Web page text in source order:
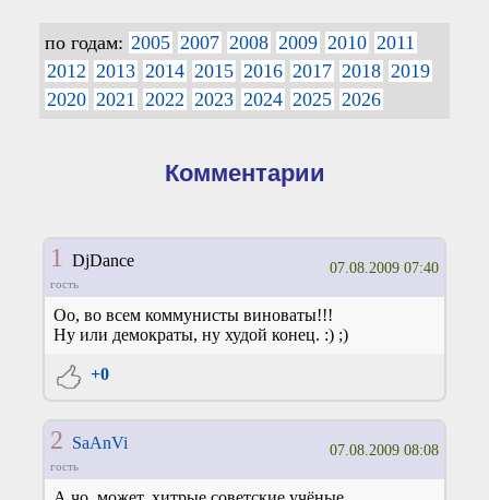
по годам: 2005 2007 2008 2009 2010 2011
2012 2013 2014 2015 2016 2017 2018 2019
2020 2021 2022 2023 2024 2025 2026
Комментарии
1 DjDance
гость
07.08.2009 07:40
Оо, во всем коммунисты виноваты!!!
Ну или демократы, ну худой конец. :) ;)
+0
2 SaAnVi
гость
07.08.2009 08:08